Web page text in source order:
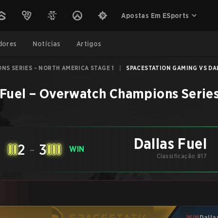
Apostas Em ESports
Notícias Artigos
SERIES - NORTH AMERICA STAGE 1 SPACESTATION GAMING VS
– Overwatch Champions
2 - 3 WIN Dallas Fuel
Classificação #17